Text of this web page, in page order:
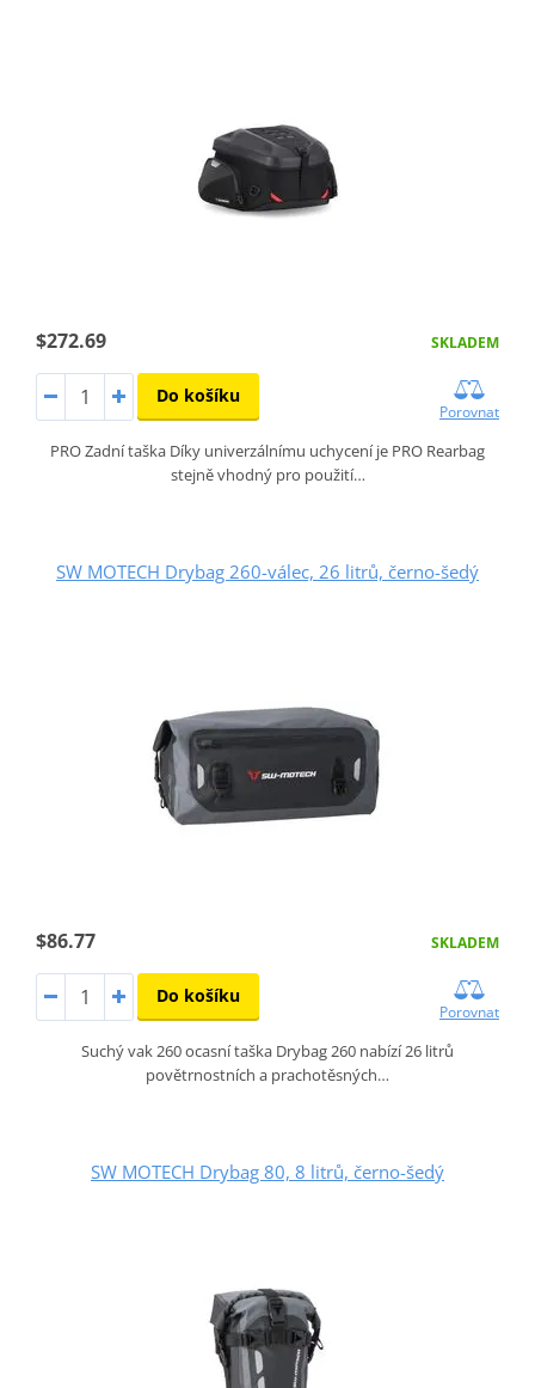
$272.69 SKLADEM
Do košíku
Porovnat
PRO Zadní taška Díky univerzálnímu uchycení je PRO Rearbag
stejně vhodný pro použití…
SW MOTECH Drybag 260-válec, 26 litrů, černo-šedý
$86.77 SKLADEM
Do košíku
Porovnat
Suchý vak 260 ocasní taška Drybag 260 nabízí 26 litrů
povětrnostních a prachotěsných…
SW MOTECH Drybag 80, 8 litrů, černo-šedý